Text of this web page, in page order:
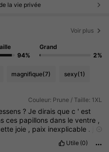
la vie privée
Voir plus
94%
Grand
2%
magnifique(7) sexy(1)
Couleur: Prune / Taille: 1XL
?Jediraisquec 'est
ces papillonsdans leventre ,
joie , paix inexplicable .
je
faireunebelle dé
Utile (0)